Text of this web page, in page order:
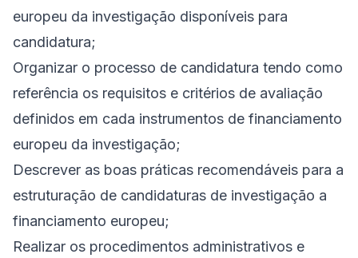
europeu da investigação disponíveis para
candidatura;
Organizar o processo de candidatura tendo como
referência os requisitos e critérios de avaliação
definidos em cada instrumentos de financiamento
europeu da investigação;
Descrever as boas práticas recomendáveis para a
estruturação de candidaturas de investigação a
financiamento europeu;
Realizar os procedimentos administrativos e